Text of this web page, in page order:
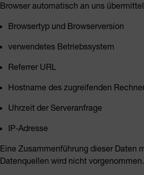
Browser automatisch an uns
Browsertyp und Browserversion
verwendetes Betriebssystem
Referrer URL
Hostname des zugreifenden
Uhrzeit der Serveranfrage
IP-Adresse
Eine Zusammenführung dieser Daten
Datenquellen wird nicht vorgenommen.